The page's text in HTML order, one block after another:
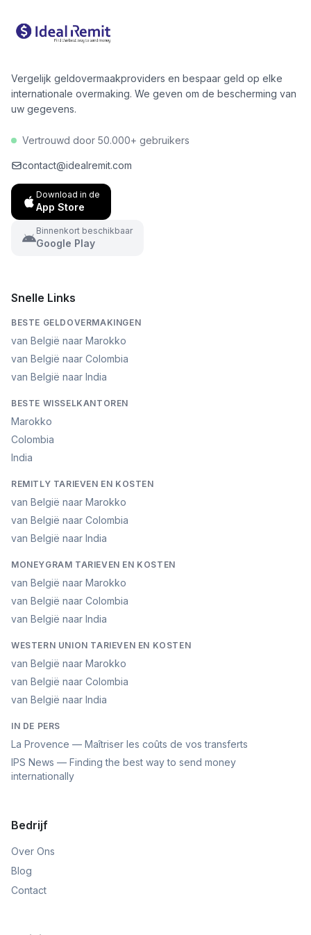
beslissing kunt nemen en mogelijk honderden euro's
per jaar kunt besparen.
Vergelijk geldovermaakproviders en bespaar geld op elke
internationale overmaking. We geven om de bescherming van
uw gegevens.
Vertrouwd door 50.000+ gebruikers
contact@idealremit.com
Download in de
App Store
Binnenkort beschikbaar
Google Play
Snelle Links
BESTE GELDOVERMAKINGEN
van België naar Marokko
van België naar Colombia
van België naar India
BESTE WISSELKANTOREN
Marokko
Colombia
India
REMITLY TARIEVEN EN KOSTEN
van België naar Marokko
van België naar Colombia
van België naar India
MONEYGRAM TARIEVEN EN KOSTEN
van België naar Marokko
van België naar Colombia
van België naar India
WESTERN UNION TARIEVEN EN KOSTEN
van België naar Marokko
van België naar Colombia
van België naar India
IN DE PERS
La Provence — Maîtriser les coûts de vos transferts
IPS News — Finding the best way to send money
internationally
Bedrijf
Over Ons
Blog
Contact